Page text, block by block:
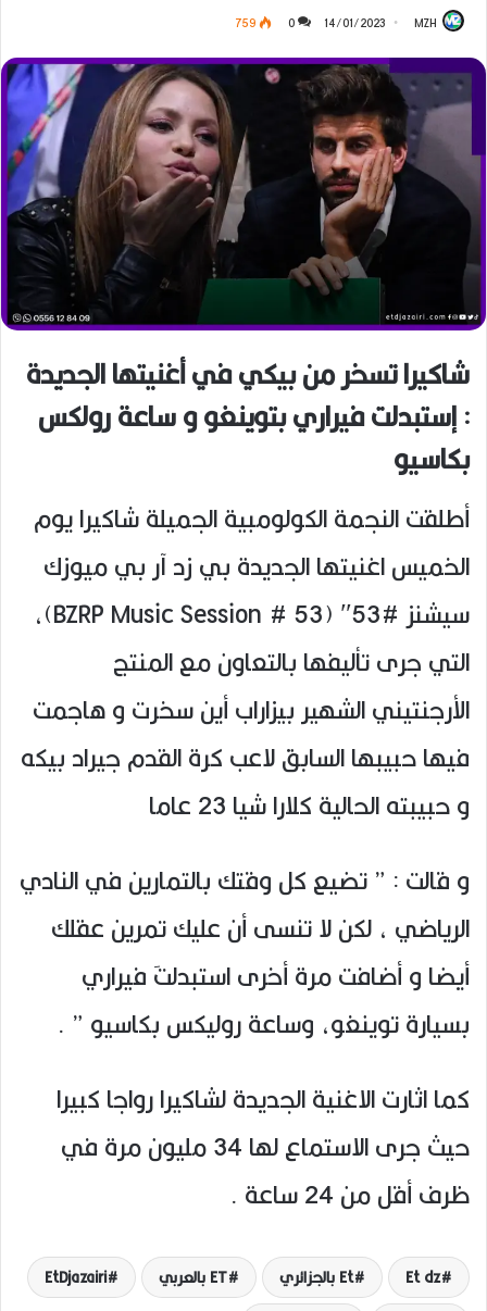
MZH
14/01/2023
0
759
شاكيرا تسخر من بيكي في أغنيتها الجديدة
: إستبدلت فيراري بتوينغو و ساعة رولكس
بكاسيو
أطلقت النجمة الكولومبية الجميلة شاكيرا يوم
الخميس اغنيتها الجديدة بي زد آر بي ميوزك
سيشنز #53″ (BZRP Music Session # 53)،
التي جرى تأليفها بالتعاون مع المنتج
الأرجنتيني الشهير بيزاراب أين سخرت و هاجمت
فيها حبيبها السابق لاعب كرة القدم جيراد بيكه
و حبيبته الحالية كلارا شيا 23 عاما
و قالت : ” تضيع كل وقتك بالتمارين في النادي
الرياضي ، لكن لا تنسى أن عليك تمرين عقلك
أيضا و أضافت مرة أخرى استبدلتَ فيراري
بسيارة توينغو، وساعة روليكس بكاسيو ” .
كما اثارت الاغنية الجديدة لشاكيرا رواجا كبيرا
حيث جرى الاستماع لها 34 مليون مرة في
ظرف أقل من 24 ساعة .
Et dz Et بالجزائري ET بالعربي
EtDjazairi